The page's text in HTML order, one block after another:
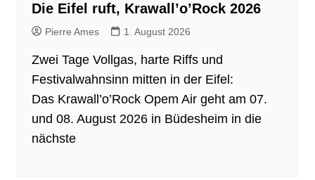
Die Eifel ruft, Krawall’o’Rock 2026
Pierre Ames 1. August 2026
Zwei Tage Vollgas, harte Riffs und
Festivalwahnsinn mitten in der Eifel:
Das Krawall’o’Rock Opem Air geht am 07.
und 08. August 2026 in Büdesheim in die
nächste